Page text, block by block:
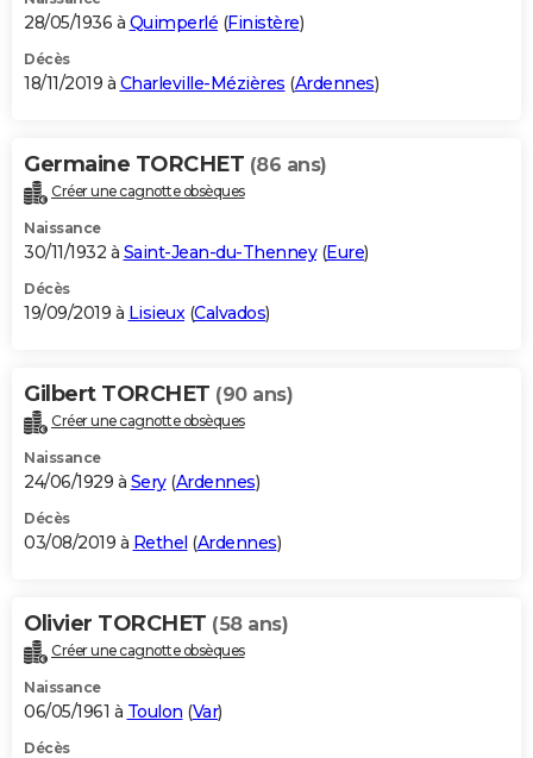
28/05/1936 à Quimperlé (Finistère)
Décès
18/11/2019 à Charleville-Mézières (Ardennes)
Germaine TORCHET (86 ans)
Créer une cagnotte obsèques
Naissance
30/11/1932 à Saint-Jean-du-Thenney(Eure)
Décès
19/09/2019 à Lisieux(Calvados)
Gilbert TORCHET (90 ans)
Créer une cagnotte obsèques
Naissance
24/06/1929 à Sery(Ardennes)
Décès
03/08/2019 à Rethel (Ardennes)
Olivier TORCHET (58 ans)
Créer une cagnotte obsèques
Naissance
06/05/1961 à Toulon (Var)
Décès